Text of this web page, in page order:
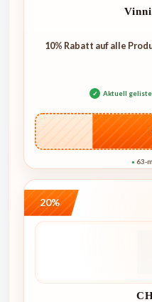
10% Rabatt auf alle
✓ Aktuell
● 63-
20%